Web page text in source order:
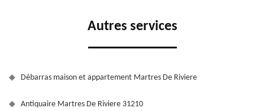
Autres services
Débarras maison et appartement Martres De Riviere
Antiquaire Martres De Riviere 31210